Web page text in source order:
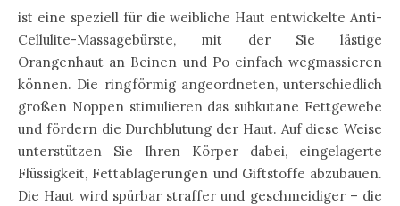
ist eine speziell für die weibliche Haut entwickelte Anti-
Cellulite-Massagebürste, mit der Sie lästige
Orangenhaut an Beinen und Po einfach wegmassieren
können. Die ringförmig angeordneten, unterschiedlich
großen Noppen stimulieren das subkutane Fettgewebe
und fördern die Durchblutung der Haut. Auf diese Weise
unterstützen Sie Ihren Körper dabei, eingelagerte
Flüssigkeit, Fettablagerungen und Giftstoffe abzubauen.
Die Haut wird spürbar straffer und geschmeidiger – die